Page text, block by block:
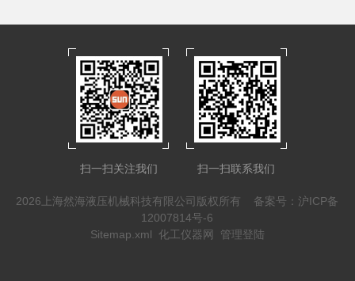
扫一扫关注我们 扫一扫联系我们
2026上海然海液压机械科技有限公司版权所有 备案号：沪ICP备
12007814号-6
Sitemap.xml 化工仪器网 管理登陆